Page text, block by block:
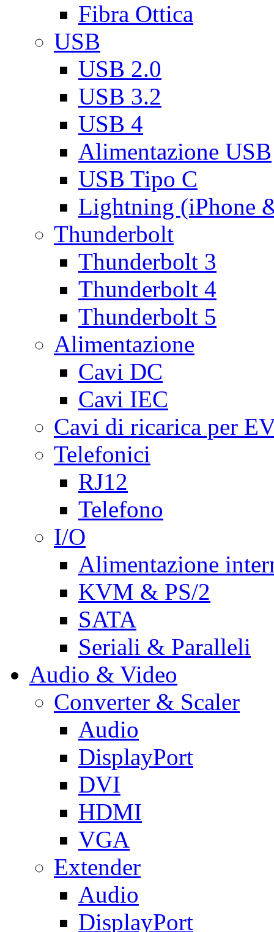
Fibra Ottica
USB
USB 2.0
USB 3.2
USB 4
Alimentazione USB
USB Tipo C
Lightning (iPhone
Thunderbolt
Thunderbolt 3
Thunderbolt 4
Thunderbolt 5
Alimentazione
Cavi DC
Cavi IEC
Cavi di ricarica per
Telefonici
RJ12
Telefono
I/O
Alimentazione
KVM & PS/2
SATA
Seriali & Paralleli
Audio & Video
Converter & Scaler
Audio
DisplayPort
DVI
HDMI
VGA
Extender
Audio
DisplayPort